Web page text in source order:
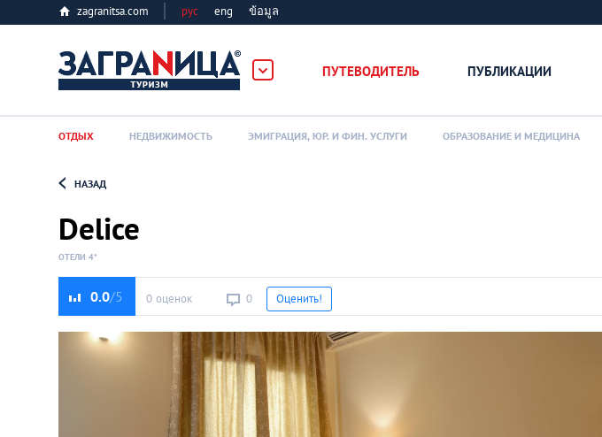
zagranitsa.com рус eng ข้อมูล
ПУТЕВОДИТЕЛЬ ПУБЛИКАЦИИ
Алматы
Астана
Loading...
ОТДЫХ НЕДВИЖИМОСТЬ ЭМИГРАЦИЯ, ЮР. И ФИН. УСЛУГИ ОБРАЗОВАНИЕ И МЕДИЦИНА
НАЗАД
Delice
ОТЕЛИ 4*
0.0 0 оценок 0 Оценить!